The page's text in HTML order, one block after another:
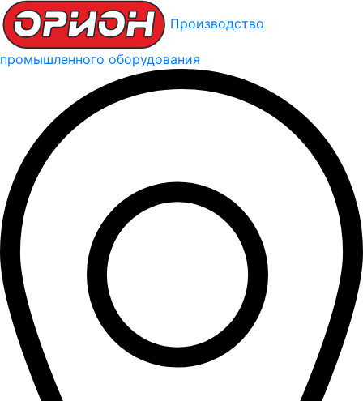
Производство
промышленного оборудования